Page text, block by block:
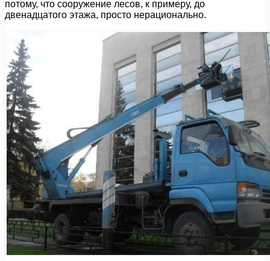
потому, что сооружение лесов, к примеру, до
двенадцатого этажа, просто нерационально.